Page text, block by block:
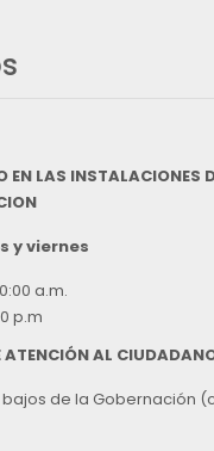
EN LAS INSTALACIONES
y viernes
a.m.
p.m
AL
de la Gobernación